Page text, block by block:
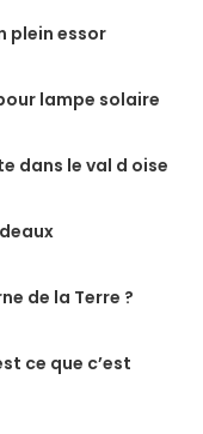
plein essor
lampe solaire
dans le val d oise
de la Terre ?
ce que c’est